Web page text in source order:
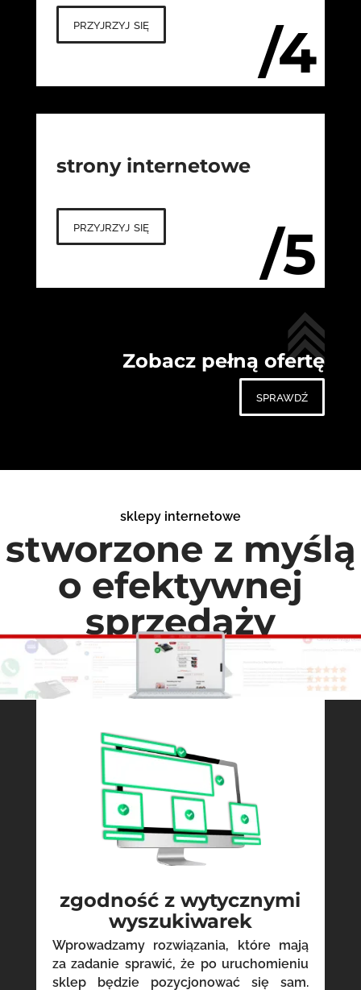
/4
przyjrzyj się
/5
strony internetowe
przyjrzyj się
Zobacz pełną ofertę
sprawdź
sklepy internetowe
stworzone z myślą
o efektywnej
sprzedaży
zgodność z wytycznymi
wyszukiwarek
Wprowadzamy rozwiązania, które mają
za zadanie sprawić, że po uruchomieniu
sklep będzie pozycjonować się sam.